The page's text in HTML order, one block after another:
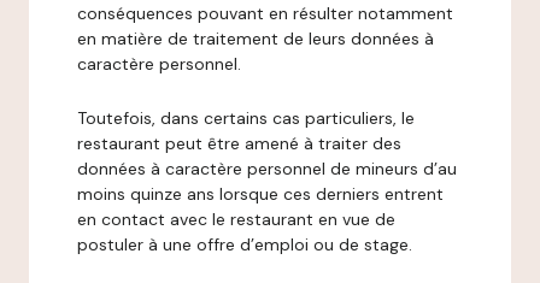
conséquences pouvant en résulter notamment
en matière de traitement de leurs données à
caractère personnel.
Toutefois, dans certains cas particuliers, le
restaurant peut être amené à traiter des
données à caractère personnel de mineurs d’au
moins quinze ans lorsque ces derniers entrent
en contact avec le restaurant en vue de
postuler à une offre d’emploi ou de stage.